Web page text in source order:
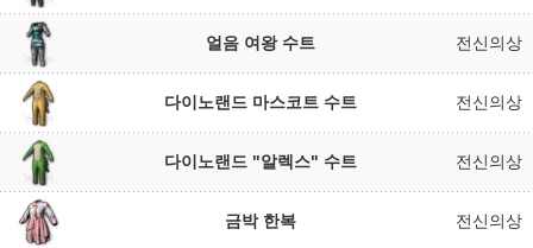
얼음 여왕 수트 전신의상
다이노랜드 마스코트 수트 전신의상
다이노랜드 "알렉스" 수트 전신의상
금박 한복 전신의상